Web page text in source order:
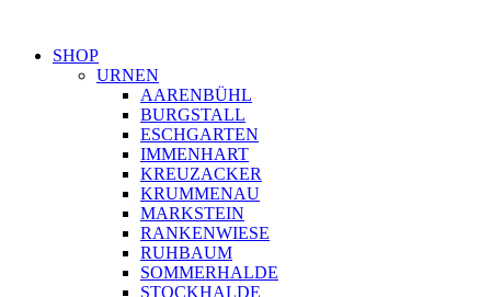
SHOP
URNEN
AARENBÜHL
BURGSTALL
ESCHGARTEN
IMMENHART
KREUZACKER
KRUMMENAU
MARKSTEIN
RANKENWIESE
RUHBAUM
SOMMERHALDE
STOCKHALDE